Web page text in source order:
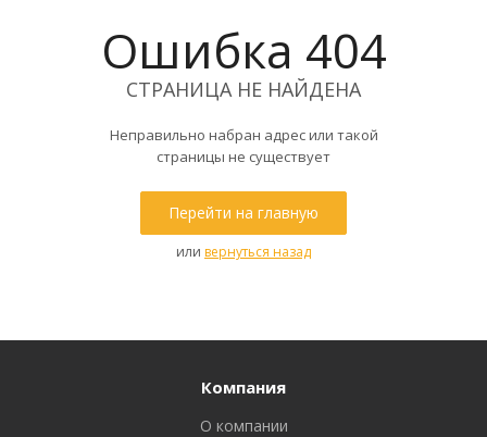
Ошибка 404
СТРАНИЦА НЕ НАЙДЕНА
Неправильно набран адрес или такой
страницы не существует
Перейти на главную
или вернуться назад
Компания
О компании